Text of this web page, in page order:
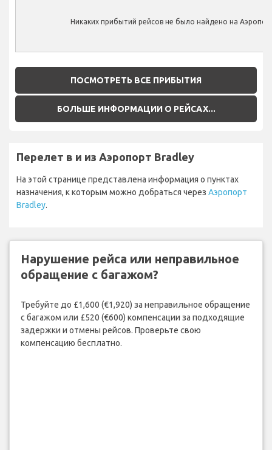
Никаких прибытий рейсов не было найдено на
ПОСМОТРЕТЬ ВСЕ ПРИБЫТИЯ
БОЛЬШЕ ИНФОРМАЦИИ О РЕЙСАХ...
Перелет в и из Аэропорт Bradley
На этой странице представлена информация о пунктах
назначения, к которым можно добраться через Аэропорт
Bradley.
Нарушение рейса или неправильное
обращение с багажом?
Требуйте до £1,600 (€1,920) за неправильное обращение
с багажом или £520 (€600) компенсации за подходящие
задержки и отмены рейсов. Проверьте свою
компенсацию бесплатно.